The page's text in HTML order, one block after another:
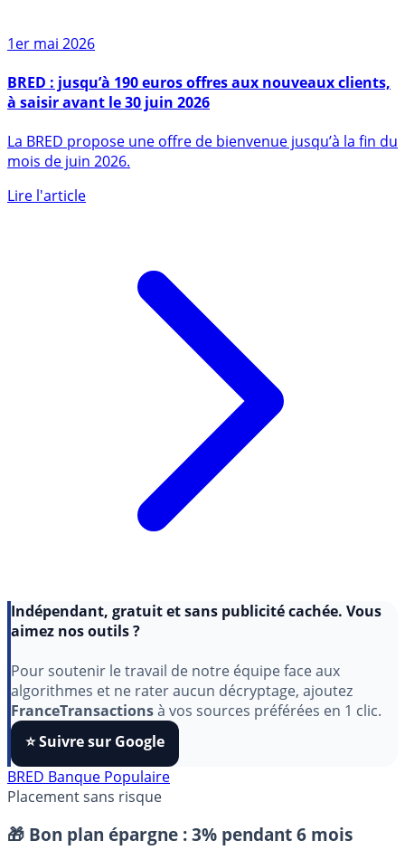
1er mai 2026
à saisir avant le 30 juin 2026
mois de juin 2026.
aimez nos outils ?
Pour soutenir le travail de notre équipe face aux
algorithmes et ne rater aucun décryptage, ajoutez
FranceTransactionsà vos sources préférées en 1 clic.
⭐️ Suivre sur Google
BRED Banque Populaire
Placement sans risque